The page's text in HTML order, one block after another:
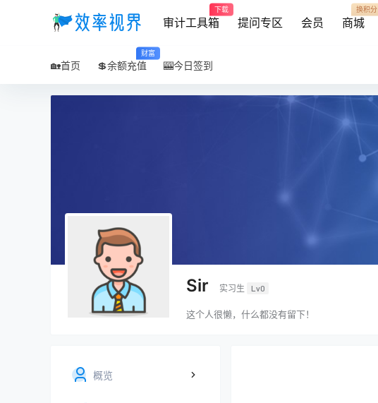
审计工具箱
下载
提问专区 会员 商城
换积分
🏡首页 💲余额充值
财富
🎰今日签到
Sir 实习生 Lv0
这个人很懒，什么都没有留下！
概览